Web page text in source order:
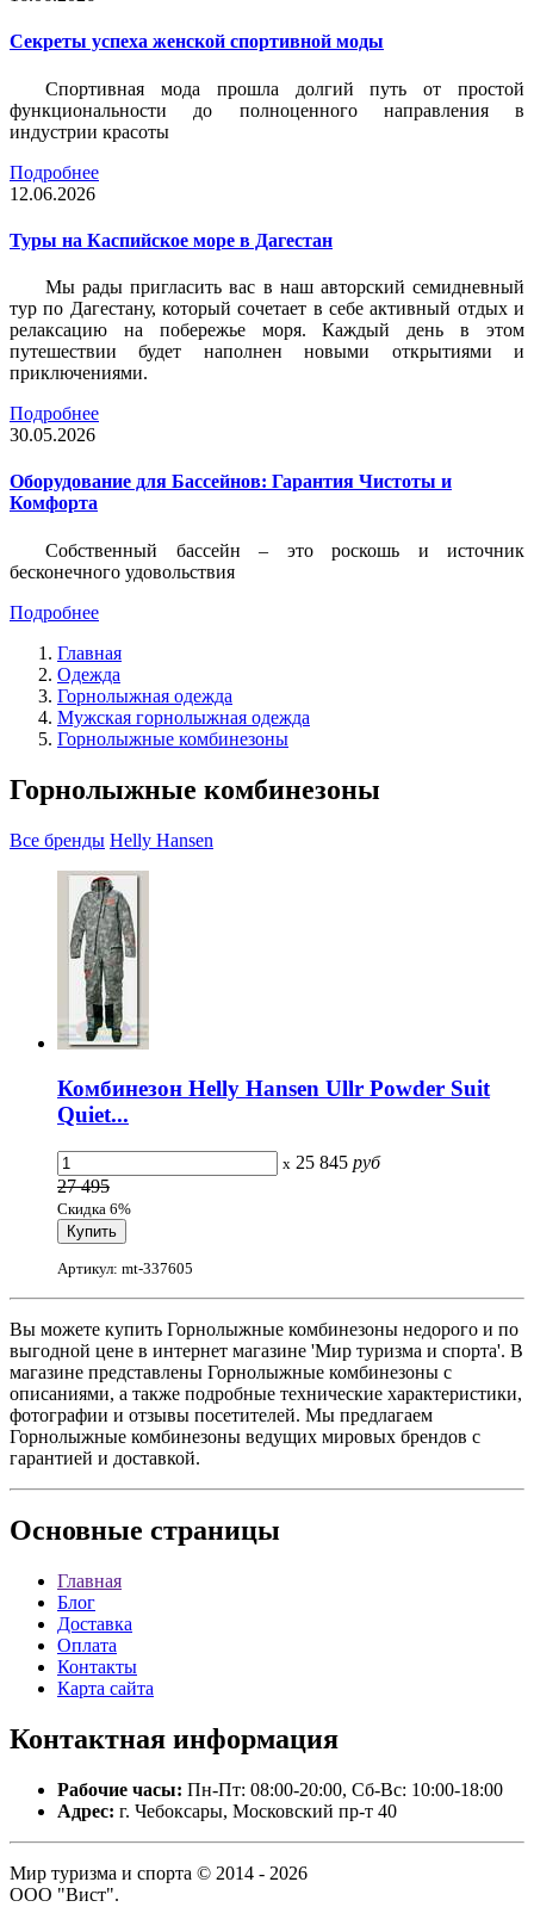
Секреты успеха женской спортивной моды
Спортивная мода прошла долгий путь от простой
функциональности до полноценного направления в
индустрии красоты
Подробнее
12.06.2026
Туры на Каспийское море в Дагестан
Мы рады пригласить вас в наш авторский семидневный
тур по Дагестану, который сочетает в себе активный отдых и
релаксацию на побережье моря. Каждый день в этом
путешествии будет наполнен новыми открытиями и
приключениями.
Подробнее
30.05.2026
Оборудование для Бассейнов: Гарантия Чистоты и
Комфорта
Собственный бассейн – это роскошь и источник
бесконечного удовольствия
Подробнее
Главная
Одежда
Горнолыжная одежда
Мужская горнолыжная одежда
Горнолыжные комбинезоны
Горнолыжные комбинезоны
Все бренды Helly Hansen
Комбинезон Helly Hansen Ullr Powder Suit
Quiet...
x 25 845 руб
27 495
Скидка 6%
Артикул: mt-337605
Вы можете купить Горнолыжные комбинезоны недорого и по
выгодной цене в интернет магазине 'Мир туризма и спорта'. В
магазине представлены Горнолыжные комбинезоны с
описаниями, а также подробные технические характеристики,
фотографии и отзывы посетителей. Мы предлагаем
Горнолыжные комбинезоны ведущих мировых брендов с
гарантией и доставкой.
Основные страницы
Главная
Блог
Доставка
Оплата
Контакты
Карта сайта
Контактная информация
Рабочие часы: Пн-Пт: 08:00-20:00, Сб-Вс: 10:00-18:00
Адрес: г. Чебоксары, Московский пр-т 40
Мир туризма и спорта © 2014 - 2026
ООО "Вист".